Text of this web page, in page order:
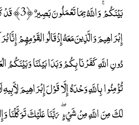
بَيْنَكُمْ
إِبْرَاهِيمَ وَالَّذِينَ مَعَهُ إِذْ قَالُوا لِقَوْمِهِمْ
دُونِ اللَّهِ كَفَرْنَا بِكُمْ وَبَدَا بَيْنَنَا وَبَيْنَكُمُ
تُؤْمِنُوا بِاللَّهِ وَحْدَهُ إِلَّا قَوْلَ إِبْرَاهِيمَ
لَكَ مِنَ اللَّهِ مِنْ شَيْءٍ ۖ رَبَّنَا عَلَيْكَ تَوَكَّلْنَا